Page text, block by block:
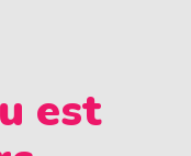
est